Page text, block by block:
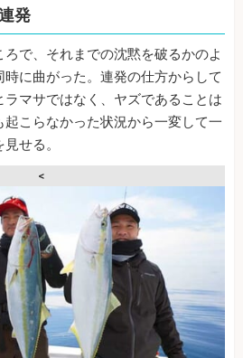
発
で、それまでの沈黙を破るかのよ
に曲がった。連発の仕方からして
マサではなく、ヤズであることは
こらなかった状況から一変して一
せる。
<